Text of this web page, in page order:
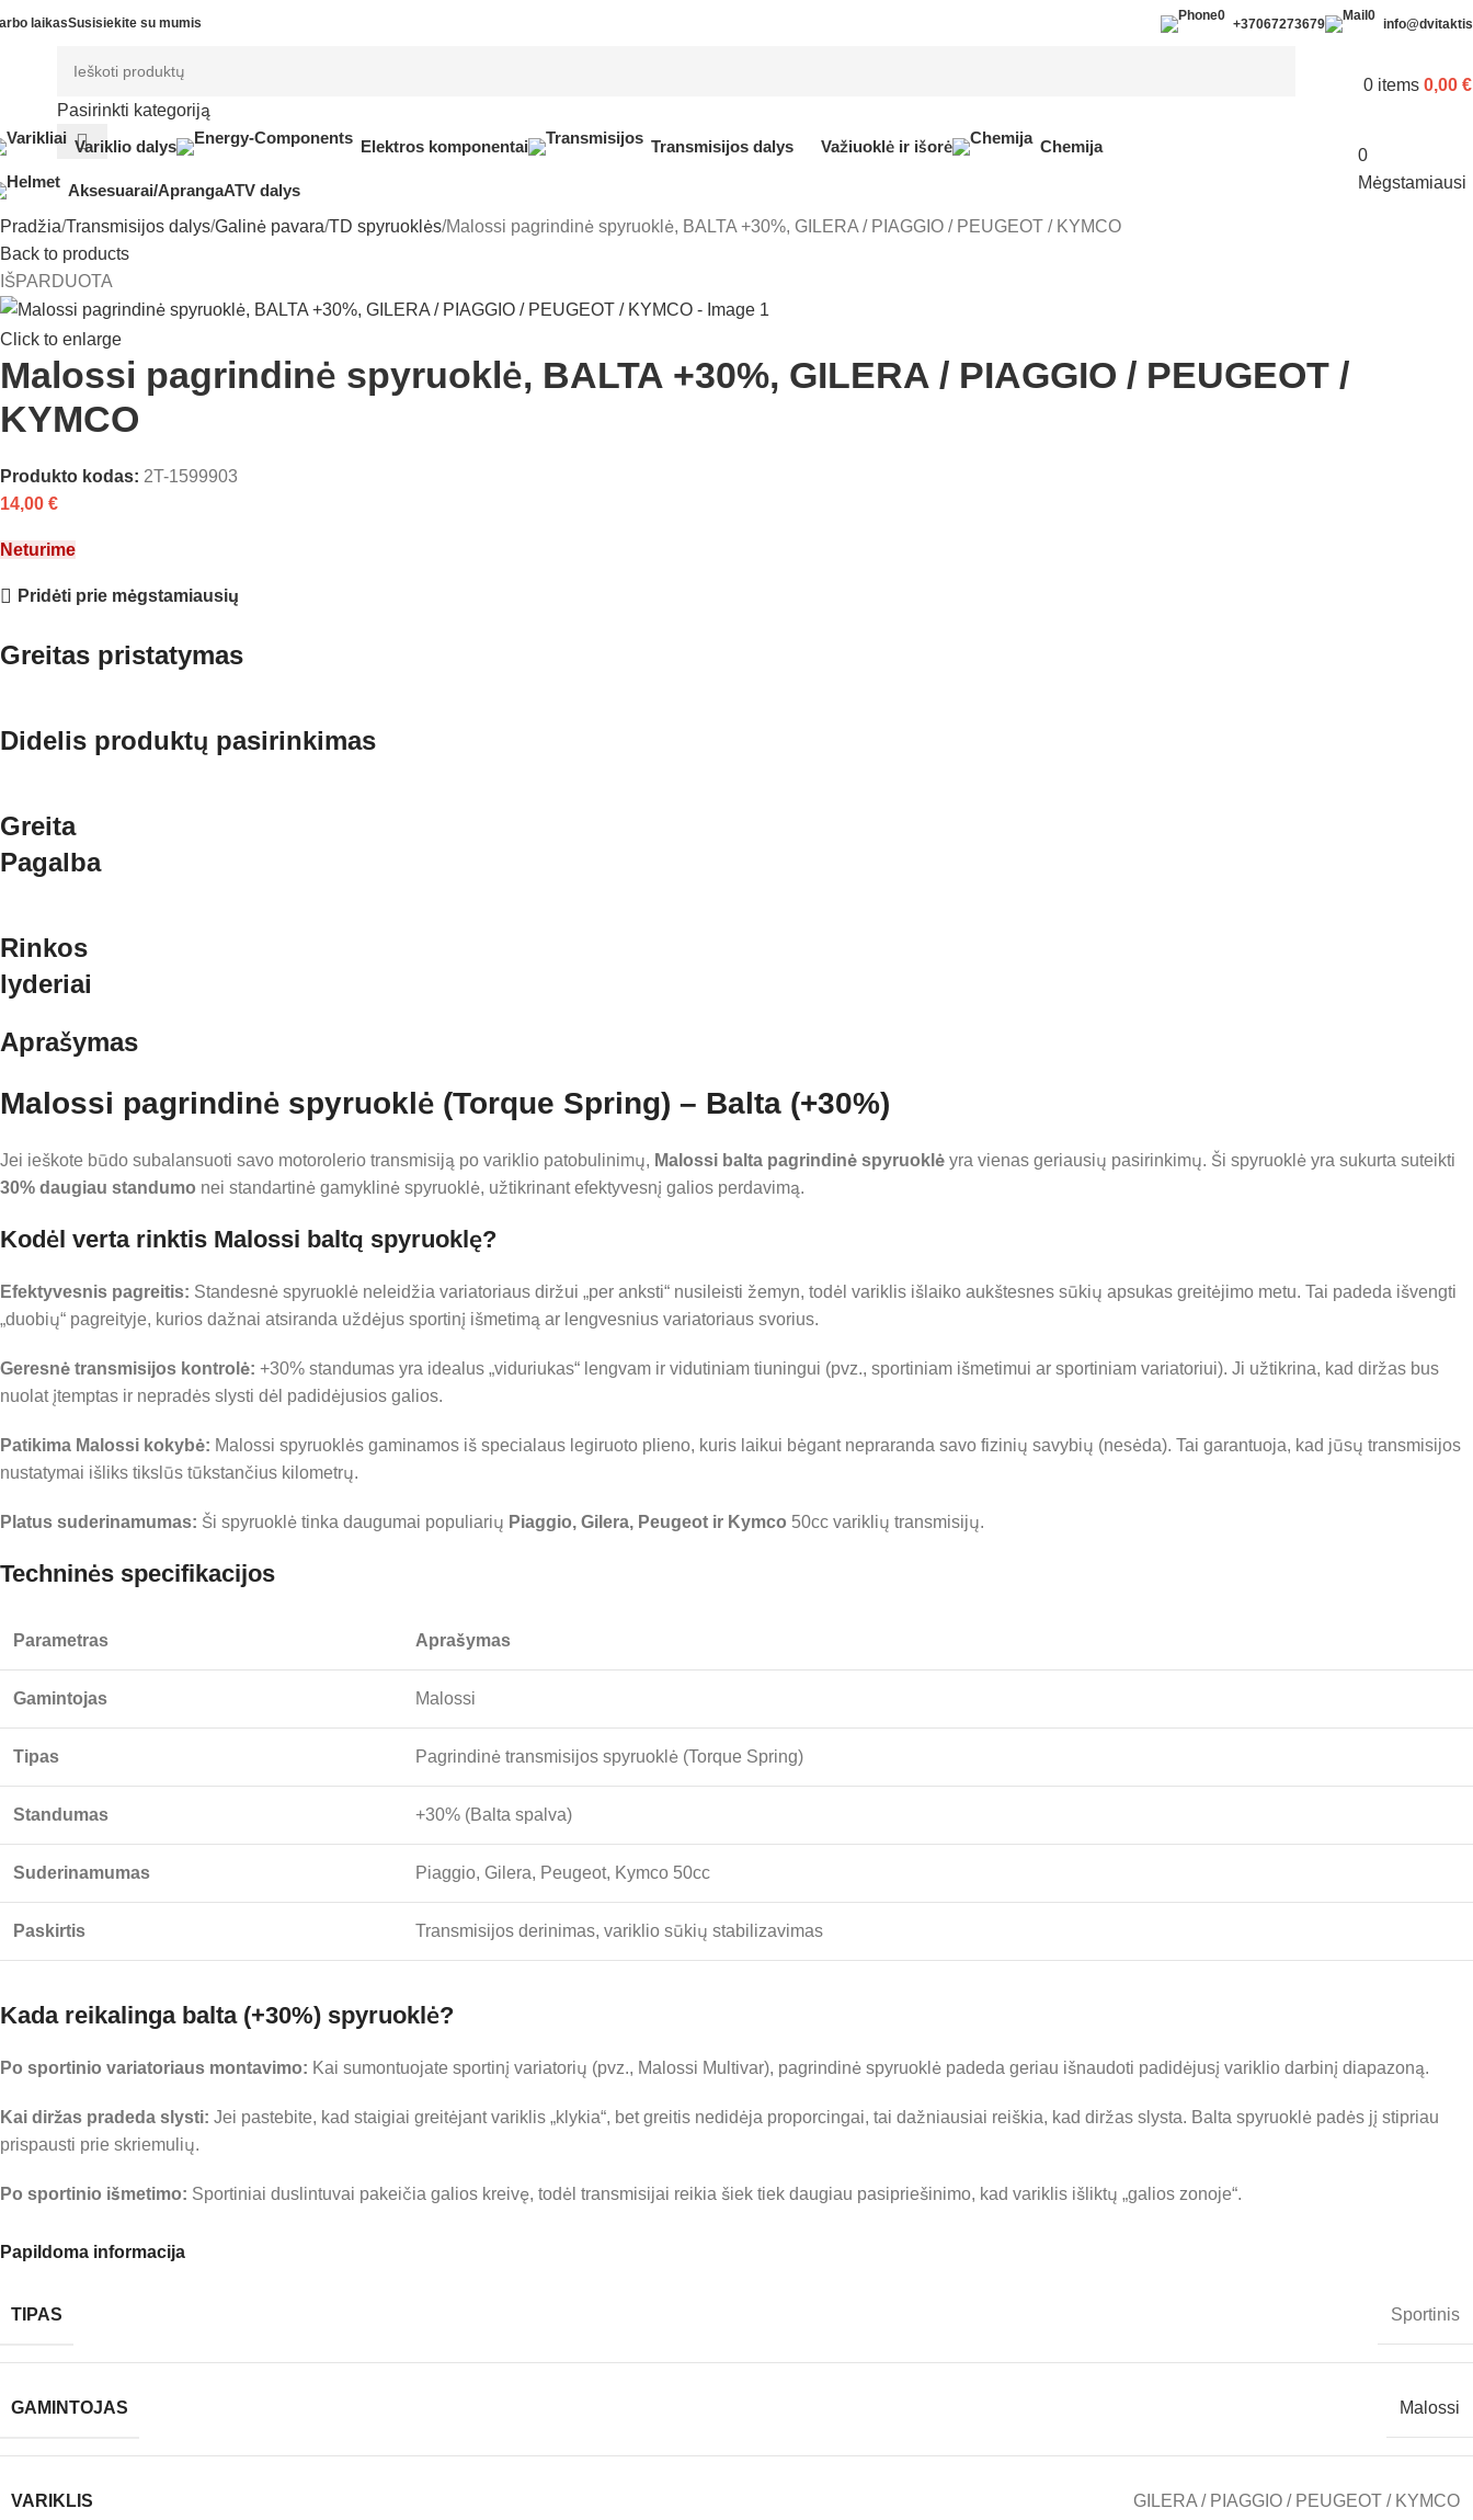
laikasSusisiekite su mumis +37067273679
Pasirinkti kategoriją
0 items 0,00 €
Variklio dalys Elektros komponentai Transmisijos dalys Važiuoklė ir išorė Chemija
Aksesuarai/AprangaATV dalys
0
Mėgstamiausi
Pradžia Transmisijos dalys Galinė pavara TD spyruoklės Malossi pagrindinė spyruoklė, BALTA +30%, GILERA / PIAGGIO / PEUGEOT / KYMCO
Back to products
IŠPARDUOTA
Click to enlarge
Malossi pagrindinė spyruoklė, BALTA +30%, GILERA / PIAGGIO / PEUGEOT /
KYMCO
Produkto kodas: 2T-1599903
14,00 €
Neturime
Pridėti prie mėgstamiausių
Greitas pristatymas
Didelis produktų pasirinkimas
Greita
Pagalba
Rinkos
lyderiai
Aprašymas
Malossi pagrindinė spyruoklė (Torque Spring) – Balta (+30%)
Jei ieškote būdo subalansuoti savo motorolerio transmisiją po variklio patobulinimų, Malossi balta pagrindinė spyruoklė yra vienas geriausių pasirinkimų. Ši spyruoklė yra sukurta suteikti
30% daugiau standumo nei standartinė gamyklinė spyruoklė, užtikrinant efektyvesnį galios perdavimą.
Kodėl verta rinktis Malossi baltą spyruoklę?
Efektyvesnis pagreitis: Standesnė spyruoklė neleidžia variatoriaus diržui „per anksti“ nusileisti žemyn, todėl variklis išlaiko aukštesnes sūkių apsukas greitėjimo metu. Tai padeda išvengti
„duobių“ pagreityje, kurios dažnai atsiranda uždėjus sportinį išmetimą ar lengvesnius variatoriaus svorius.
Geresnė transmisijos kontrolė: +30% standumas yra idealus „viduriukas“ lengvam ir vidutiniam tiuningui (pvz., sportiniam išmetimui ar sportiniam variatoriui). Ji užtikrina, kad diržas bus
nuolat įtemptas ir nepradės slysti dėl padidėjusios galios.
Patikima Malossi kokybė: Malossi spyruoklės gaminamos iš specialaus legiruoto plieno, kuris laikui bėgant nepraranda savo fizinių savybių (nesėda). Tai garantuoja, kad jūsų transmisijos
nustatymai išliks tikslūs tūkstančius kilometrų.
Platus suderinamumas: Ši spyruoklė tinka daugumai populiarių Piaggio, Gilera, Peugeot ir Kymco 50cc variklių transmisijų.
Techninės specifikacijos
Parametras Aprašymas
Gamintojas Malossi
Tipas Pagrindinė transmisijos spyruoklė (Torque Spring)
Standumas +30% (Balta spalva)
Suderinamumas Piaggio, Gilera, Peugeot, Kymco 50cc
Paskirtis Transmisijos derinimas, variklio sūkių stabilizavimas
Kada reikalinga balta (+30%) spyruoklė?
Po sportinio variatoriaus montavimo: Kai sumontuojate sportinį variatorių (pvz., Malossi Multivar), pagrindinė spyruoklė padeda geriau išnaudoti padidėjusį variklio darbinį diapazoną.
Kai diržas pradeda slysti: Jei pastebite, kad staigiai greitėjant variklis „klykia“, bet greitis nedidėja proporcingai, tai dažniausiai reiškia, kad diržas slysta. Balta spyruoklė padės jį stipriau
prispausti prie skriemulių.
Po sportinio išmetimo: Sportiniai duslintuvai pakeičia galios kreivę, todėl transmisijai reikia šiek tiek daugiau pasipriešinimo, kad variklis išliktų „galios zonoje“.
Papildoma informacija
TIPAS Sportinis
GAMINTOJAS Malossi
VARIKLIS GILERA / PIAGGIO / PEUGEOT / KYMCO